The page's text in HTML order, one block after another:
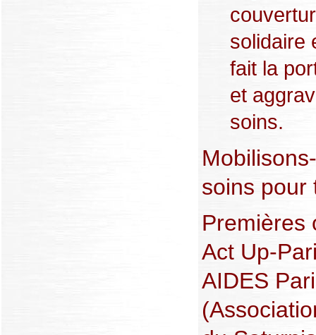
solidaire
fait la
et
soins.
soins pour
Premières
Act Up-
AIDES